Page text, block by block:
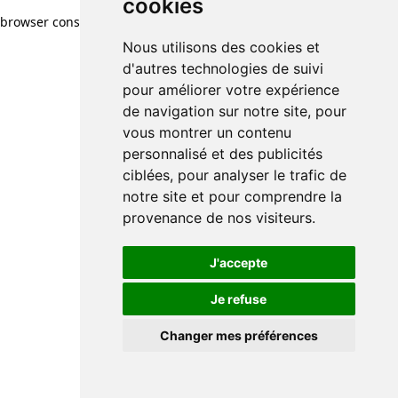
cookies
Nous utilisons des cookies et
d'autres technologies de suivi
pour améliorer votre expérience
de navigation sur notre site, pour
vous montrer un contenu
personnalisé et des publicités
ciblées, pour analyser le trafic de
notre site et pour comprendre la
provenance de nos visiteurs.
J'accepte
Je refuse
Changer mes préférences
browser console for more information)